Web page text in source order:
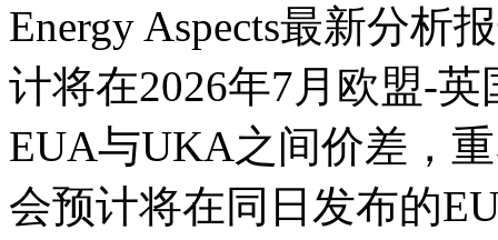
Energy Aspects最新分析
计将在2026年7月欧盟-
EUA与UKA之间价差，
会预计将在同日发布的